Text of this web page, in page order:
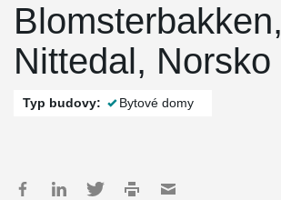
Blomsterbakken,
Nittedal, Norsko
Typ budovy: Bytové domy